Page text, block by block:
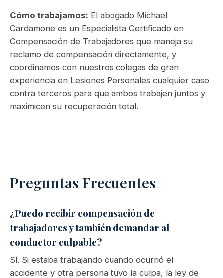
Cómo trabajamos: El abogado Michael
Cardamone es un Especialista Certificado en
Compensación de Trabajadores que maneja su
reclamo de compensación directamente, y
coordinamos con nuestros colegas de gran
experiencia en Lesiones Personales cualquier caso
contra terceros para que ambos trabajen juntos y
maximicen su recuperación total.
Preguntas Frecuentes
¿Puedo recibir compensación de
trabajadores y también demandar al
conductor culpable?
Sí. Si estaba trabajando cuando ocurrió el
accidente y otra persona tuvo la culpa, la ley de